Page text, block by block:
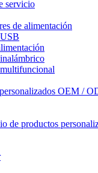
servicio
de alimentación
OEM /
de productos